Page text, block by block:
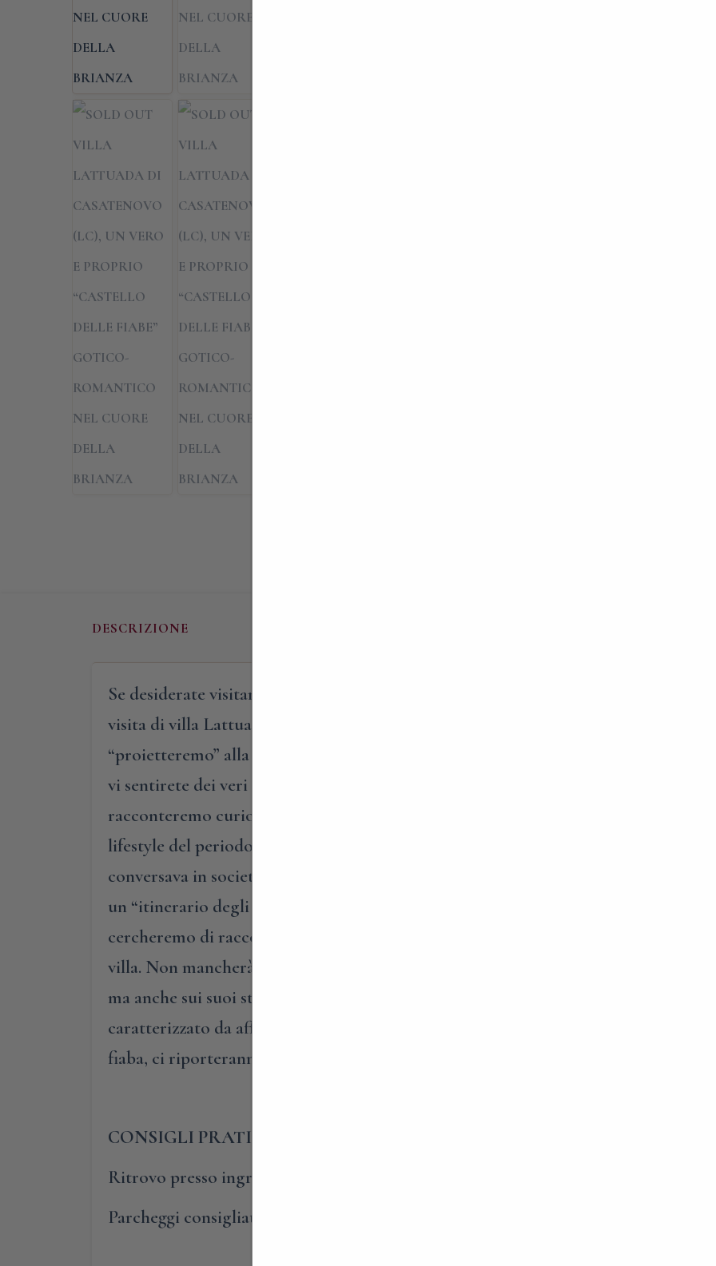
DESCRIZIONE
Se desiderate visitare una bella dimora fiabesca, simile a un castello fatato delle
visita di villa Lattuada di Casatenovo. Per meglio entrare nelle affascinanti
“proietteremo” alla fine degli anni ’80 dell’Ottocento, proprio quando venne
vi sentirete dei veri e propri ospiti d’altri tempi. Per l’occasione, infatti, prima di
racconteremo curiosità, usi e costumi dell’epoca romantica per eccellenza, così
lifestyle del periodo. Qual era il dresscode degli ospiti? E i regali più apprezzati
conversava in società o come si stava a tavola per bene? A questo punto,
un “itinerario degli invitati”, incontreremo sale, salotti, luoghi di servizio e
cercheremo di raccontarvi le funzioni di ciascuno, ma anche gli aneddoti e le
villa. Non mancherà uno storytelling sul fondatore della dimora, Giuseppe
ma anche sui suoi storici successori. Termineremo poi la nostra esperienza nel
caratterizzato da affascinanti inserimenti esotici e da scorci meravigliosi sulle
fiaba, ci riporteranno in Brianza…
CONSIGLI PRATICI
Ritrovo presso ingresso della Villa, in Via S.Giacomo 23/A a Casatenovo (LC)
Parcheggi consigliati in Via Crotta vicino al nr.12, di fronte all’Istituto Comprensivo